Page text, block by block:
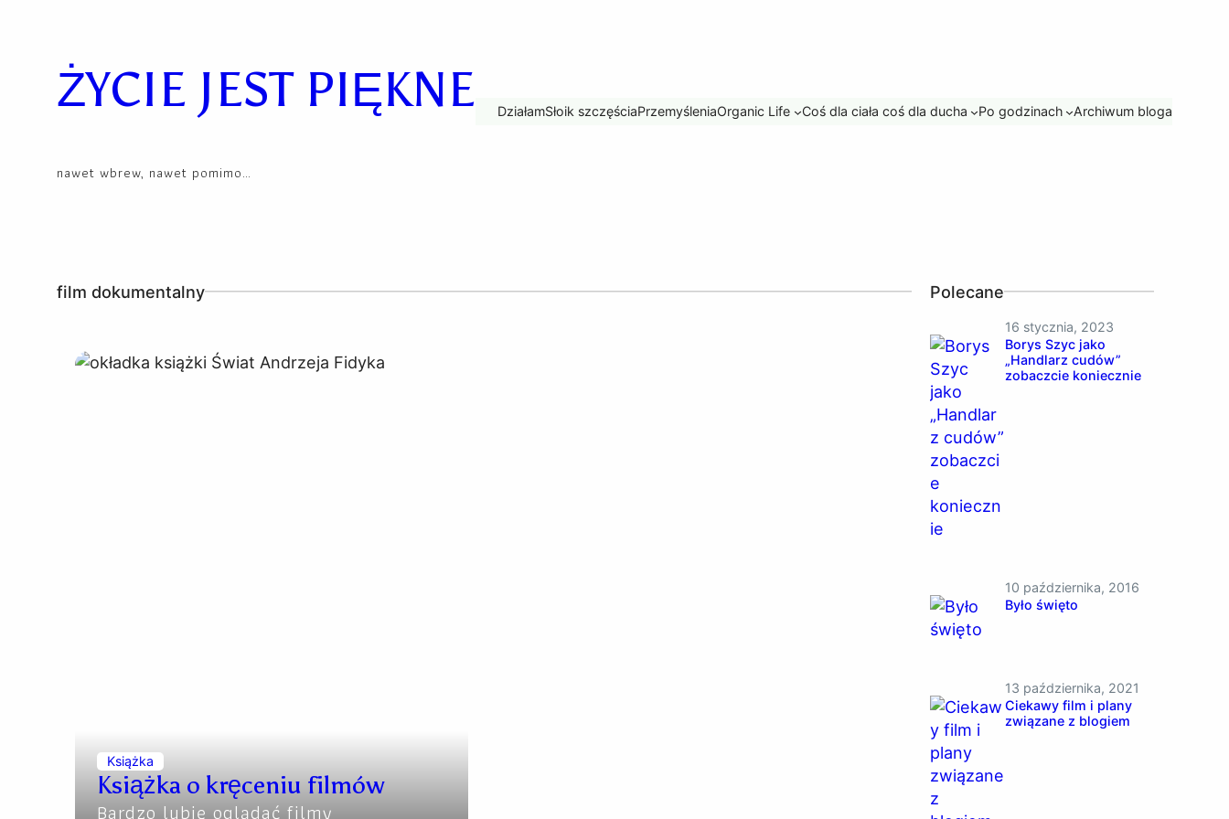
ŻYCIE JEST PIĘKNE
nawet wbrew, nawet pomimo…
DziałamSłoik szczęściaPrzemyśleniaOrganic Life Coś dla ciała coś dla ducha Po godzinach Archiwum bloga
film dokumentalny
Książka
Książka o kręceniu filmów
Bardzo lubię oglądać filmy
Polecane
16 stycznia, 2023
Borys Szyc jako
„Handlarz cudów”
zobaczcie koniecznie
10 października, 2016
Było święto
13 października, 2021
Ciekawy film i plany
związane z blogiem